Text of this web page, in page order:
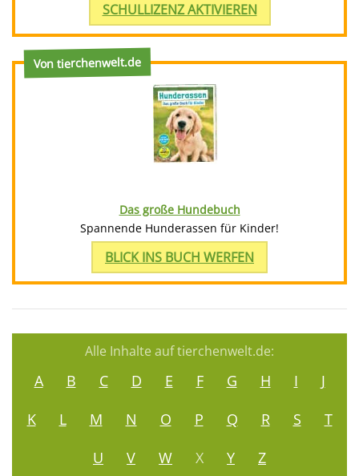
SCHULLIZENZ AKTIVIEREN
Von tierchenwelt.de
Das große Hundebuch
Spannende Hunderassen für Kinder!
BLICK INS BUCH WERFEN
Alle Inhalte auf tierchenwelt.de:
A B C D E F G H I
J
K
L M N O P Q R S
T
U
V W X Y Z